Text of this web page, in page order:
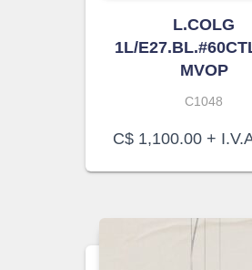
L.COLG
1L/
MVOP
C1048
C$ 1,100.00 +